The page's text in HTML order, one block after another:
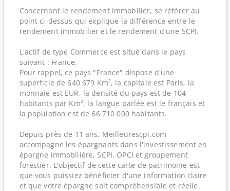
Concernant le rendement immobilier, se référer au
point ci-dessus qui explique la différence entre le
rendement immobilier et le rendement d'une SCPI.
L'actif de type Commerce est situé dans le pays
suivant : France.
Pour rappel, ce pays "France" dispose d'une
superficie de 640 679 Km², la capitale est Paris, la
monnaie est EUR, la densité du pays est de 104
habitants par Km², la langue parlée est le français et
la population est de 66 710 000 habitants.
Depuis près de 11 ans, Meilleurescpi.com
accompagne les épargnants dans l'investissement en
épargne immobilière, SCPI, OPCI et groupement
forestier. L'objectif de cette carte de patrimoine est
que vous puissiez bénéficier d'une information claire
et que votre épargne soit compréhensible et réelle.